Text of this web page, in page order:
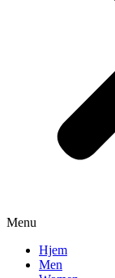
Menu
Hjem
Men